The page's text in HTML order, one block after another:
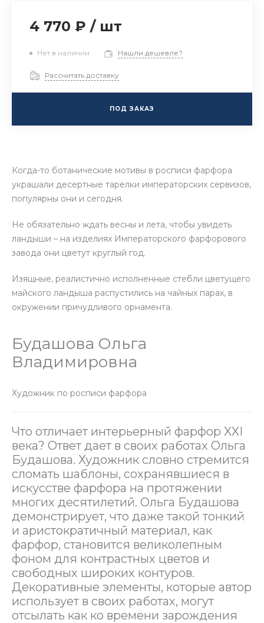
4 770 ₽ / шт
Нет в наличии Нашли дешевле?
Рассчитать доставку
ПОД ЗАКАЗ
Когда-то ботанические мотивы в росписи фарфора
украшали десертные тарелки императорских сервизов,
популярны они и сегодня.
Не обязательно ждать весны и лета, чтобы увидеть
ландыши – на изделиях Императорского фарфорового
завода они цветут круглый год.
Изящные, реалистично исполненные стебли цветущего
майского ландыша распустились на чайных парах, в
окружении причудливого орнамента.
Будашова Ольга
Владимировна
Художник по росписи фарфора
Что отличает интерьерный фарфор XXI
века? Ответ дает в своих работах Ольга
Будашова. Художник словно стремится
сломать шаблоны, сохранявшиеся в
искусстве фарфора на протяжении
многих десятилетий. Ольга Будашова
демонстрирует, что даже такой тонкий
и аристократичный материал, как
фарфор, становится великолепным
фоном для контрастных цветов и
свободных широких контуров.
Декоративные элементы, которые автор
использует в своих работах, могут
отсылать как ко времени зарождения